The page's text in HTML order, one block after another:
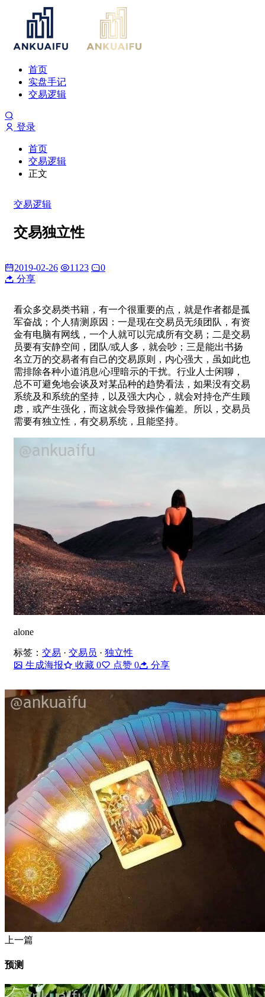
首页
实盘手记
交易逻辑
登录
首页
交易逻辑
正文
交易逻辑
交易独立性
2019-02-26 1123
0
分享
看众多交易类书籍，有一个很重要的点，就是作者都是孤
军奋战；个人猜测原因：一是现在交易员无须团队，有资
金有电脑有网线，一个人就可以完成所有交易；二是交易
员要有安静空间，团队/或人多，就会吵；三是能出书扬
名立万的交易者有自己的交易原则，内心强大，虽如此也
需排除各种小道消息/心理暗示的干扰。行业人士闲聊，
总不可避免地会谈及对某品种的趋势看法，如果没有交易
系统及和系统的坚持，以及强大内心，就会对持仓产生顾
虑，或产生强化，而这就会导致操作偏差。所以，交易员
需要有独立性，有交易系统，且能坚持。
alone
标签： 交易 · 交易员 · 独立性
生成海报
收藏 0 点赞 0 分享
上一篇
预测